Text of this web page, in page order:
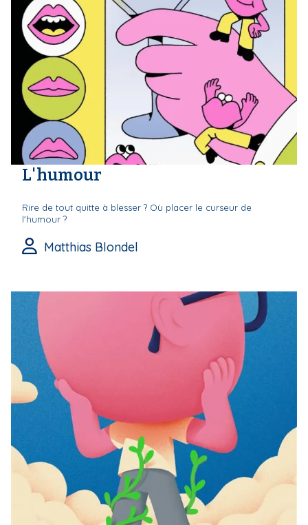
L'humour
Rire de tout quitte à blesser ? Où placer le curseur de
l'humour ?
Matthias Blondel